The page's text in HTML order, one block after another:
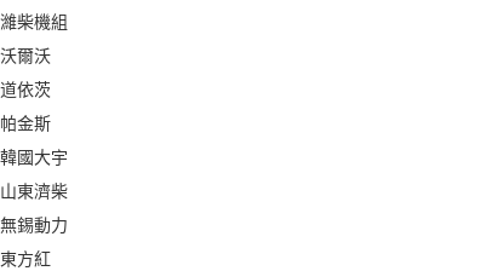
濰柴機組
沃爾沃
道依茨
帕金斯
韓國大宇
山東濟柴
無錫動力
東方紅